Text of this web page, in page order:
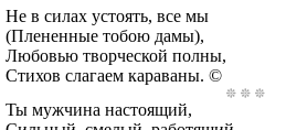
Не в силах устоять, все мы
(Плененные тобою дамы),
Любовью творческой полны,
Стихов слагаем караваны. ©
Ты мужчина настоящий,